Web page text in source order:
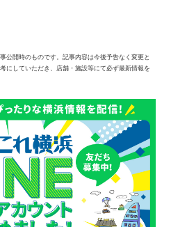
公開時のものです。記事内容は今後予告なく変更と
にしていただき、店舗・施設等にて必ず最新情報を